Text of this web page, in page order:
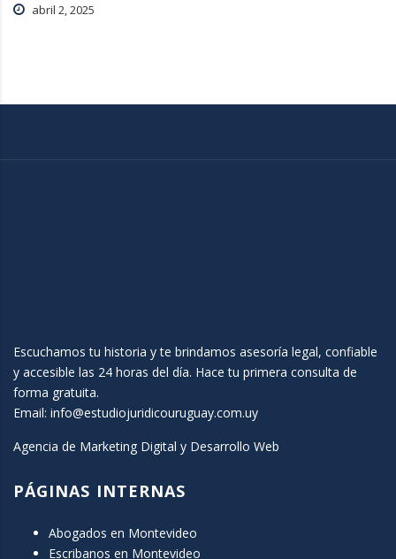
abril 2, 2025
Escuchamos tu historia y te brindamos asesoría legal, confiable
y accesible las 24 horas del día. Hace tu primera consulta de
forma gratuita.
Email: info@estudiojuridicouruguay.com.uy
Agencia de Marketing Digital y Desarrollo Web
PÁGINAS INTERNAS
Abogados en Montevideo
Escribanos en Montevideo